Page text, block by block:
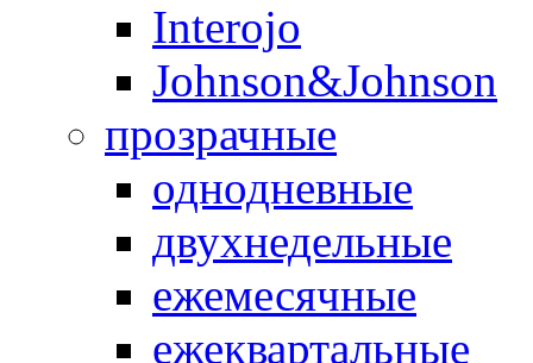
Interojo
Johnson&Johnson
прозрачные
однодневные
двухнедельные
ежемесячные
ежеквартальные